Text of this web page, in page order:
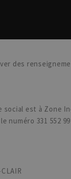
des
est à Zone
numéro 331 552